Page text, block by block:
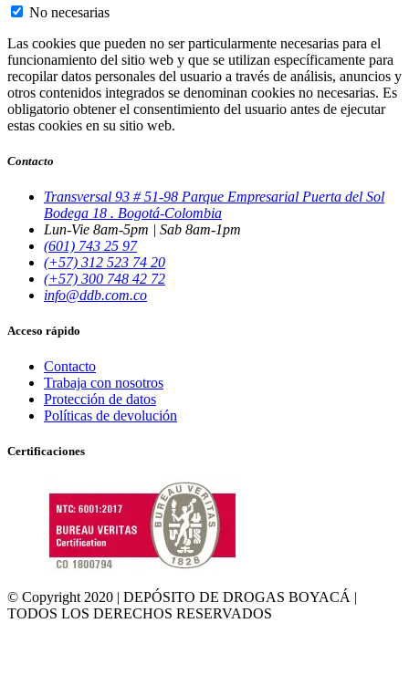
No necesarias
Las cookies que pueden no ser particularmente necesarias para el
funcionamiento del sitio web y que se utilizan específicamente para
recopilar datos personales del usuario a través de análisis, anuncios y
otros contenidos integrados se denominan cookies no necesarias. Es
obligatorio obtener el consentimiento del usuario antes de ejecutar
estas cookies en su sitio web.
Contacto
Transversal 93 # 51-98 Parque Empresarial Puerta del Sol
Bodega 18 . Bogotá-Colombia
Lun-Vie 8am-5pm | Sab 8am-1pm
(601) 743 25 97
(+57) 312 523 74 20
(+57) 300 748 42 72
info@ddb.com.co
Acceso rápido
Contacto
Trabaja con nosotros
Protección de datos
Políticas de devolución
Certificaciones
© Copyright 2020 | DEPÓSITO DE DROGAS BOYACÁ |
TODOS LOS DERECHOS RESERVADOS